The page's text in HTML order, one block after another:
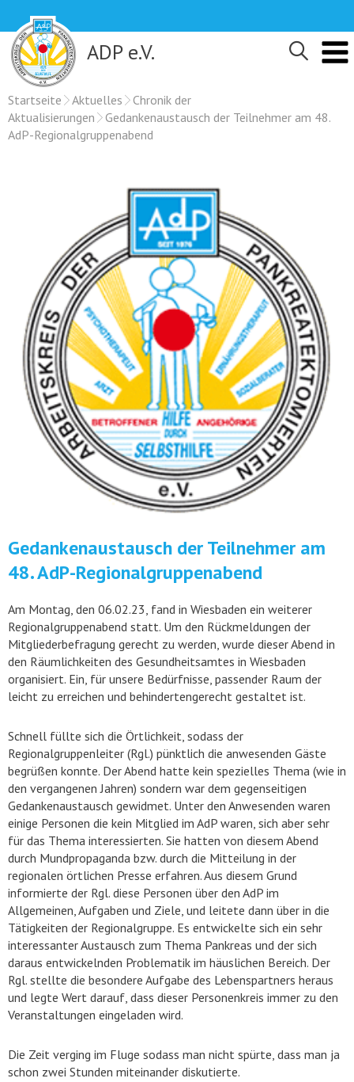
content
ADP e.V.
Startseite Aktuelles
Chronik der
Aktualisierungen
Gedankenaustausch der Teilnehmer am 48.
AdP-Regionalgruppenabend
Gedankenaustausch der Teilnehmer am
48. AdP-Regionalgruppenabend
Am Montag, den 06.02.23, fand in Wiesbaden ein weiterer
Regionalgruppenabend statt. Um den Rückmeldungen der
Mitgliederbefragung gerecht zu werden, wurde dieser Abend in
den Räumlichkeiten des Gesundheitsamtes in Wiesbaden
organisiert. Ein, für unsere Bedürfnisse, passender Raum der
leicht zu erreichen und behindertengerecht gestaltet ist.
Schnell füllte sich die Örtlichkeit, sodass der
Regionalgruppenleiter (Rgl.) pünktlich die anwesenden Gäste
begrüßen konnte. Der Abend hatte kein spezielles Thema (wie in
den vergangenen Jahren) sondern war dem gegenseitigen
Gedankenaustausch gewidmet. Unter den Anwesenden waren
einige Personen die kein Mitglied im AdP waren, sich aber sehr
für das Thema interessierten. Sie hatten von diesem Abend
durch Mundpropaganda bzw. durch die Mitteilung in der
regionalen örtlichen Presse erfahren. Aus diesem Grund
informierte der Rgl. diese Personen über den AdP im
Allgemeinen, Aufgaben und Ziele, und leitete dann über in die
Tätigkeiten der Regionalgruppe. Es entwickelte sich ein sehr
interessanter Austausch zum Thema Pankreas und der sich
daraus entwickelnden Problematik im häuslichen Bereich. Der
Rgl. stellte die besondere Aufgabe des Lebenspartners heraus
und legte Wert darauf, dass dieser Personenkreis immer zu den
Veranstaltungen eingeladen wird.
Die Zeit verging im Fluge sodass man nicht spürte, dass man ja
schon zwei Stunden miteinander diskutierte.